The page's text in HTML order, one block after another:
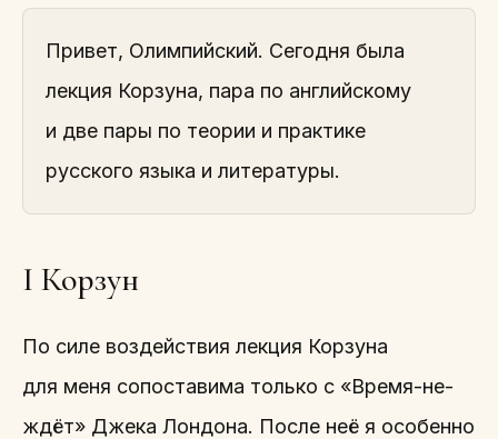
Привет, Олимпийский. Сегодня была
лекция Корзуна, пара по английскому
и две пары по теории и практике
русского языка и литературы.
I Корзун
По силе воздействия лекция Корзуна
для меня сопоставима только с «Время-не-
ждёт» Джека Лондона. После неё я особенно